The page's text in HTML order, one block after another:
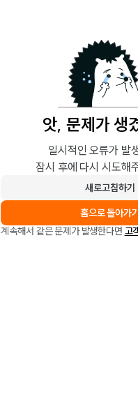
앗, 문제가 생
일시적인 오류가 발
잠시 후에 다시 시도해
새로고침하기
홈으로 돌아가
계속해서 같은 문제가 발생한다면 고